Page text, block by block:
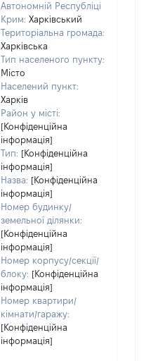
Автономній Республіці
Крим: Харківський
Територіальна громада:
Харківська
Тип населеного пункту:
Місто
Населений пункт:
Харків
Район у місті:
[Конфіденційна
інформація]
Тип: [Конфіденційна
інформація]
Назва: [Конфіденційна
інформація]
Номер будинку/
земельної ділянки:
[Конфіденційна
інформація]
Номер корпусу/секції/
блоку: [Конфіденційна
інформація]
Номер квартири/
кімнати/гаражу:
[Конфіденційна
інформація]